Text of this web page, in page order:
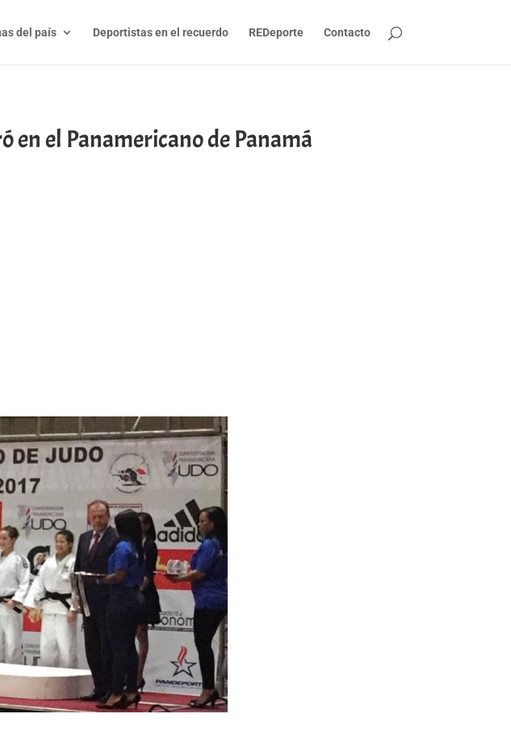
del país Deportistas en el recuerdo REDeporte Contacto
en el Panamericano de Panamá